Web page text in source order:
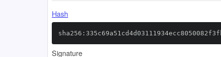
Hash
Signature